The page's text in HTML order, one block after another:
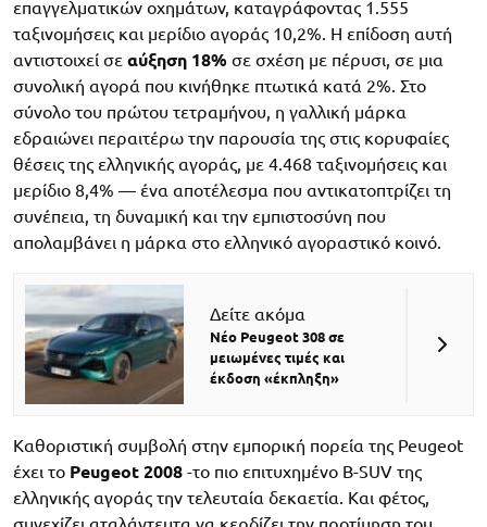
επαγγελματικών οχημάτων, καταγράφοντας 1.555
ταξινομήσεις και μερίδιο αγοράς 10,2%. Η επίδοση αυτή
αντιστοιχεί σε αύξηση 18% σε σχέση με πέρυσι, σε μια
συνολική αγορά που κινήθηκε πτωτικά κατά 2%. Στο
σύνολο του πρώτου τετραμήνου, η γαλλική μάρκα
εδραιώνει περαιτέρω την παρουσία της στις κορυφαίες
θέσεις της ελληνικής αγοράς, με 4.468 ταξινομήσεις και
μερίδιο 8,4% — ένα αποτέλεσμα που αντικατοπτρίζει τη
συνέπεια, τη δυναμική και την εμπιστοσύνη που
απολαμβάνει η μάρκα στο ελληνικό αγοραστικό κοινό.
Δείτε ακόμα
Νέο Peugeot 308 σε
μειωμένες τιμές και
έκδοση «έκπληξη»
Καθοριστική συμβολή στην εμπορική πορεία της Peugeot
έχει το Peugeot 2008 -το πιο επιτυχημένο B-SUV της
ελληνικής αγοράς την τελευταία δεκαετία. Και φέτος,